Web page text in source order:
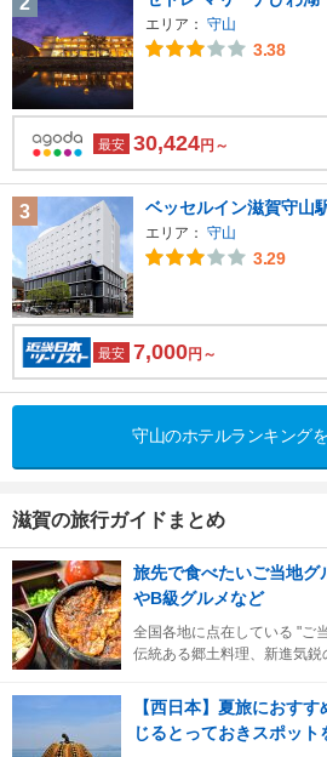
エリア： 守山
3.38
最安 30,424円～
3 ベッセルイン滋賀守山
エリア： 守山
3.29
最安 7,000円～
守山のホテルランキング
滋賀の旅行ガイドまとめ
旅先で食べたいご当地
やB級グルメなど
全国各地に点在している "ご
伝統ある郷土料理、新進気鋭
【西日本】夏旅におす
じるとっておきスポット